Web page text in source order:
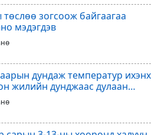
зогсоож байгаагаа
мэдэгдэв
дундаж температур ихэнх
жилийн дунджаас дулаан